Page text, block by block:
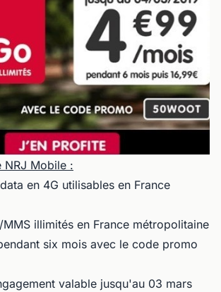
Mobile :
en 4G utilisables en France
illimités en France métropolitaine
six mois avec le code promo
valable jusqu'au 03 mars